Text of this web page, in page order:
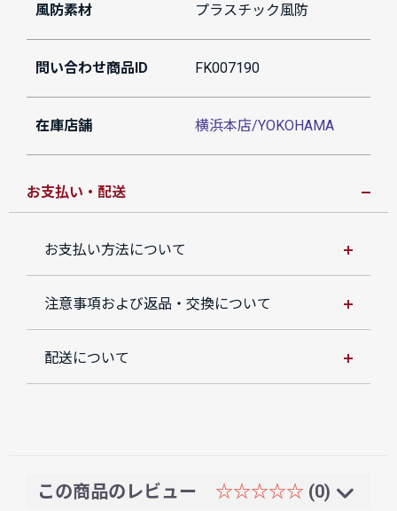
風防素材 プラスチック風防
問い合わせ商品ID FK007190
在庫店舗 横浜本店/YOKOHAMA
お支払い・配送
お支払い方法について
注意事項および返品・交換について
配送について
この商品のレビュー ☆☆☆☆☆ (0)